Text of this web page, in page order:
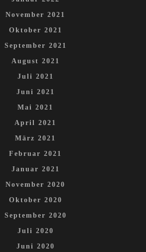
November 2021
Oktober 2021
September 2021
August 2021
Juli 2021
Juni 2021
Mai 2021
April 2021
März 2021
Februar 2021
Januar 2021
November 2020
Oktober 2020
September 2020
Juli 2020
Juni 2020